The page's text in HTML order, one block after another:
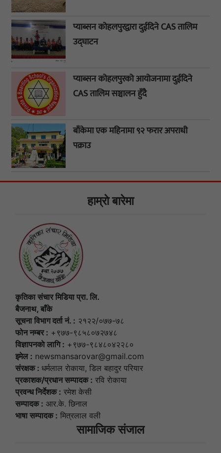
प्याब्सन कोहलपुरद्वारा दुईदिने CAS तालिम
उद्घाटन
प्याब्सन कोहलपुरको आयोजनामा दुईदिने
CAS तालिम सञ्चालन हुँदै
बाँकेमा एक महिनामा ९२ फरार अपराधी
पक्राउ
हाम्राे बारेमा
कृतिका संचार मिडिया प्रा. लि.
बैजनाथ, बाँके
सूचना विभाग दर्ता नं. : २१२२/०७७-७८
फोन नम्बर : +९७७-९८५८०७२७४८
विज्ञापनकाे लागि : +९७७-९८४८०४२२८०
इमेल : newsmansarovar@gmail.com
संरक्षक : धर्मलाल राेकाया, डिल बहादुर परियार
प्रकाशक/प्रधान सम्पादक : रवि राेकाया
प्रवन्ध निर्देशक : रमेश केसी
सम्पादक : आर.के. छिनाल
भाषा सम्पादक : मित्रलाल वली
सामाजिक संजाल